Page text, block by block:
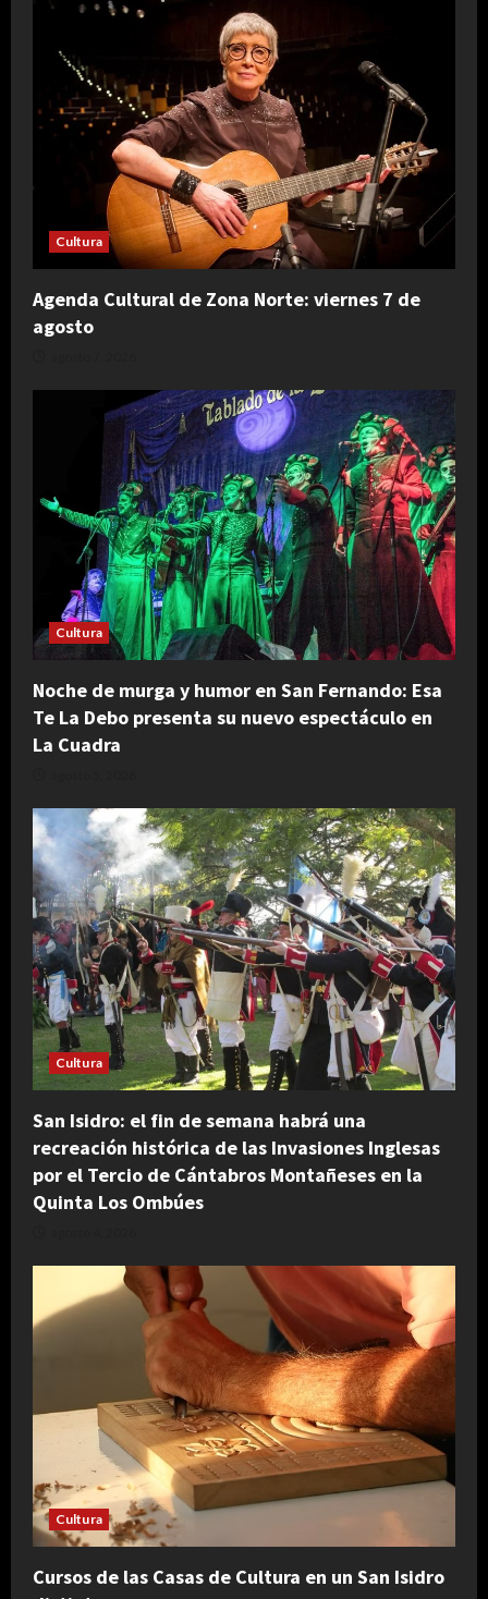
Cultura
Agenda Cultural de Zona Norte: viernes 7 de
agosto
Cultura
Noche de murga y humor en San Fernando: Esa
Te La Debo presenta su nuevo espectáculo en
La Cuadra
Cultura
San Isidro: el fin de semana habrá una
recreación histórica de las Invasiones Inglesas
por el Tercio de Cántabros Montañeses en la
Quinta Los Ombúes
Cultura
Cursos de las Casas de Cultura en un San Isidro